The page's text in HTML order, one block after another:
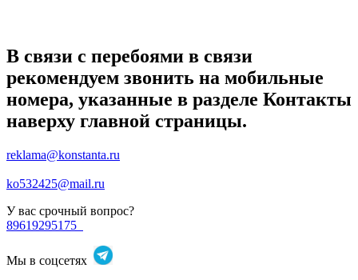
В связи с перебоями в связи
рекомендуем звонить на мобильные
номера, указанные в разделе Контакты
наверху главной страницы.
reklama@konstanta.ru
ko532425@mail.ru
У вас срочный вопрос?
89619295175
Мы в соцсетях